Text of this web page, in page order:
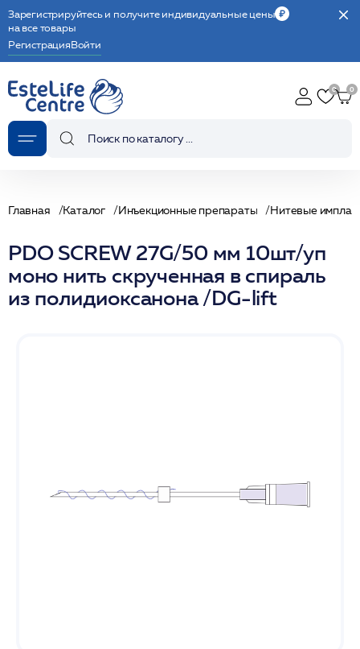
Зарегистрируйтесь и получите индивидуальные цены
на все товары
РегистрацияВойти
Главная Каталог Инъекционные препараты Нитевые
PDO SCREW 27G/50 мм 10шт/уп
моно нить скрученная в спираль
из полидиоксанона /DG-lift